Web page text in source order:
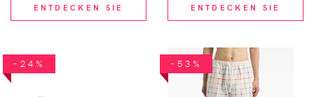
ENTDECKEN SIE ENTDECKEN SIE
-24% -53%